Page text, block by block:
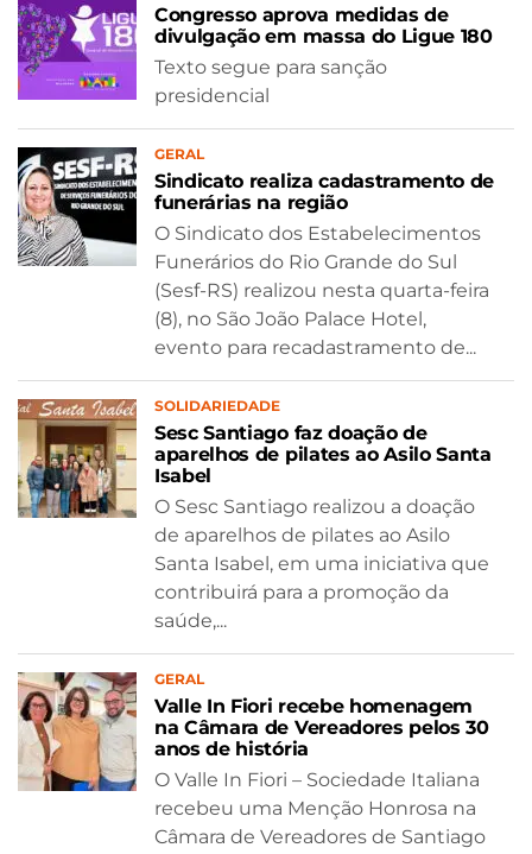
Congresso aprova medidas de
divulgação em massa do Ligue 180
Texto segue para sanção
presidencial
GERAL
Sindicato realiza cadastramento de
funerárias na região
O Sindicato dos Estabelecimentos
Funerários do Rio Grande do Sul
(Sesf-RS) realizou nesta quarta-feira
(8), no São João Palace Hotel,
evento para recadastramento de...
SOLIDARIEDADE
Sesc Santiago faz doação de
aparelhos de pilates ao Asilo Santa
Isabel
O Sesc Santiago realizou a doação
de aparelhos de pilates ao Asilo
Santa Isabel, em uma iniciativa que
contribuirá para a promoção da
saúde,...
GERAL
Valle In Fiori recebe homenagem
na Câmara de Vereadores pelos 30
anos de história
O Valle In Fiori – Sociedade Italiana
recebeu uma Menção Honrosa na
Câmara de Vereadores de Santiago